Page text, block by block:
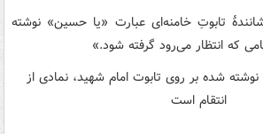
تابوتِ خامنه‌ای عبارت «یا حسین» نوشته
که انتظار می‌رود گرفته شود.»